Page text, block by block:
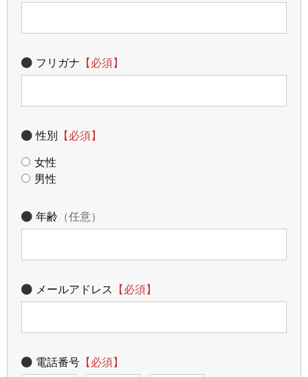
フリガナ 【必須】
性別 【必須】
女性
男性
年齢 （任意）
メールアドレス 【必須】
電話番号 【必須】